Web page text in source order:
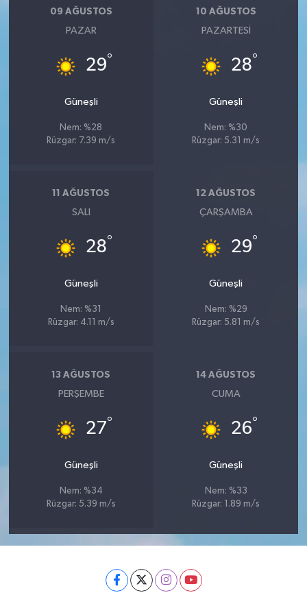
09 AĞUSTOS
PAZAR
29°
Güneşli
Nem: %28
Rüzgar: 7.39 m/s
10 AĞUSTOS
PAZARTESI
28°
Güneşli
Nem: %30
Rüzgar: 5.31 m/s
11 AĞUSTOS
SALI
28°
Güneşli
Nem: %31
Rüzgar: 4.11 m/s
12 AĞUSTOS
ÇARŞAMBA
29°
Güneşli
Nem: %29
Rüzgar: 5.81 m/s
13 AĞUSTOS
PERŞEMBE
27°
Güneşli
Nem: %34
Rüzgar: 5.39 m/s
14 AĞUSTOS
CUMA
26°
Güneşli
Nem: %33
Rüzgar: 1.89 m/s